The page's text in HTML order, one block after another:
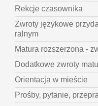
Rekcje czasownika
Zwroty językowe
ralnym
Matura rozszerzona -
Dodatkowe zwroty
Orientacja w mieście
Prośby, pytanie,